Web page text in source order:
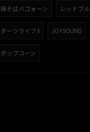
焼そばバゴォーン レッドブル
ダーツライブ3 JOYSOUND
ポップコーン